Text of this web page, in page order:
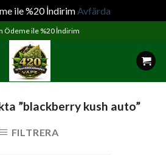
ile %20 İndirimAvfärda
Ödeme ile %20 İndirim
”blackberry kush auto”
FILTRERA